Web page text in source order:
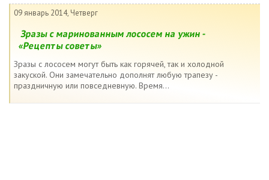
09 январь 2014, Четверг
Зразы с маринованным лососем на ужин -
«Рецепты советы»
Зразы с лососем могут быть как горячей, так и холодной
закуской. Они замечательно дополнят любую трапезу -
праздничную или повседневную. Время...